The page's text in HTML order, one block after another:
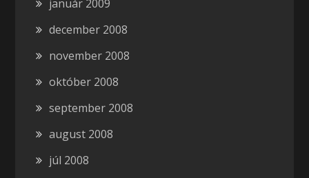
január 2009
december 2008
november 2008
október 2008
september 2008
august 2008
júl 2008